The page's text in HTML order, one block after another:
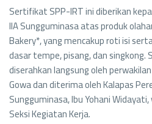
Sertifikat SPP-IRT ini diberikan
IIA Sungguminasa atas produk
Bakery*, yang mencakup roti isi
dasar tempe, pisang, dan
diserahkan langsung oleh
Gowa dan diterima oleh Kalapas
Sungguminasa, Ibu Yohani
Seksi Kegiatan Kerja.